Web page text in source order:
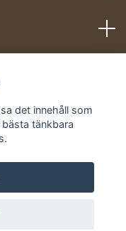
det innehåll som
tänkbara